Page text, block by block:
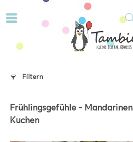
Filtern
Frühlingsgefühle -
Kuchen